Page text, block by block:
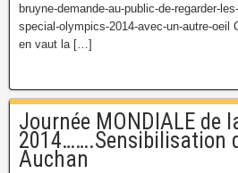
bruyne-demande-au-public-de-regarder-
special-olympics-2014-avec-un-autre-oeil
en vaut la […]
Journée MONDIALE de
2014…….Sensibilisation
Auchan